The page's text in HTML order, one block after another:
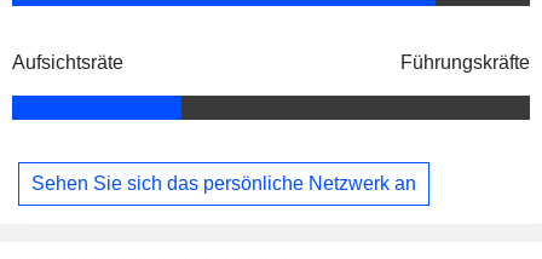
Aufsichtsräte Führungskräfte
Sehen Sie sich das persönliche Netzwerk an